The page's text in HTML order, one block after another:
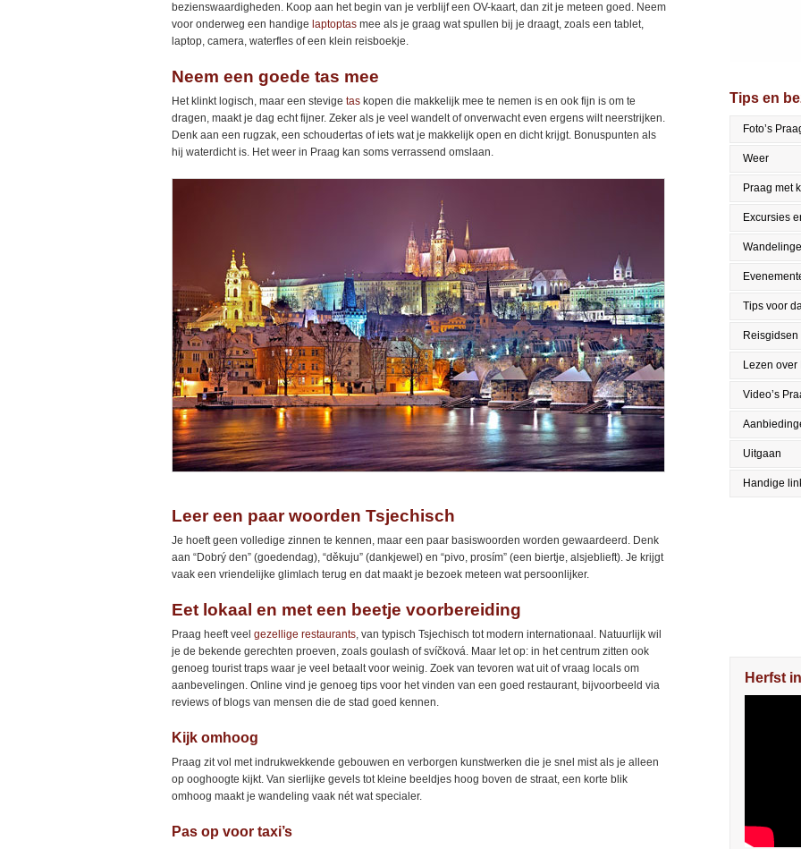
bezienswaardigheden. Koop aan het begin van je verblijf een OV-kaart, dan zit je meteen goed. Neem
voor onderweg een handige laptoptas mee als je graag wat spullen bij je draagt, zoals een tablet,
laptop, camera, waterfles of een klein reisboekje.
Neem een goede tas mee
Het klinkt logisch, maar een stevige tas kopen die makkelijk mee te nemen is en ook fijn is om te
dragen, maakt je dag echt fijner. Zeker als je veel wandelt of onverwacht even ergens wilt neerstrijken.
Denk aan een rugzak, een schoudertas of iets wat je makkelijk open en dicht krijgt. Bonuspunten als
hij waterdicht is. Het weer in Praag kan soms verrassend omslaan.
Leer een paar woorden Tsjechisch
Je hoeft geen volledige zinnen te kennen, maar een paar basiswoorden worden gewaardeerd. Denk
aan “Dobrý den” (goedendag), “děkuju” (dankjewel) en “pivo, prosím” (een biertje, alsjeblieft). Je krijgt
vaak een vriendelijke glimlach terug en dat maakt je bezoek meteen wat persoonlijker.
Eet lokaal en met een beetje voorbereiding
Praag heeft veel gezellige restaurants, van typisch Tsjechisch tot modern internationaal. Natuurlijk wil
je de bekende gerechten proeven, zoals goulash of svíčková. Maar let op: in het centrum zitten ook
genoeg tourist traps waar je veel betaalt voor weinig. Zoek van tevoren wat uit of vraag locals om
aanbevelingen. Online vind je genoeg tips voor het vinden van een goed restaurant, bijvoorbeeld via
reviews of blogs van mensen die de stad goed kennen.
Kijk omhoog
Praag zit vol met indrukwekkende gebouwen en verborgen kunstwerken die je snel mist als je alleen
op ooghoogte kijkt. Van sierlijke gevels tot kleine beeldjes hoog boven de straat, een korte blik
omhoog maakt je wandeling vaak nét wat specialer.
Pas op voor taxi’s
Tips en
Foto’s
Weer
Praag met
Excursies
Tips voor
Reisgidsen
Lezen over
Video’s
Uitgaan
Handige
Herfst